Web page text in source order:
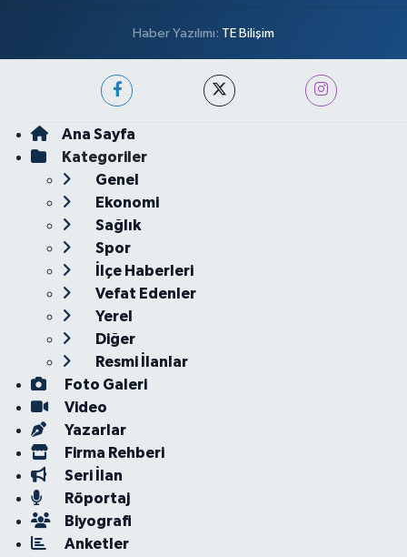
Haber Yazılımı: TE Bilişim
Ana Sayfa
Kategoriler
Genel
Ekonomi
Sağlık
Spor
İlçe Haberleri
Vefat Edenler
Yerel
Diğer
Resmi İlanlar
Foto Galeri
Video
Yazarlar
Firma Rehberi
Seri İlan
Röportaj
Biyografi
Anketler